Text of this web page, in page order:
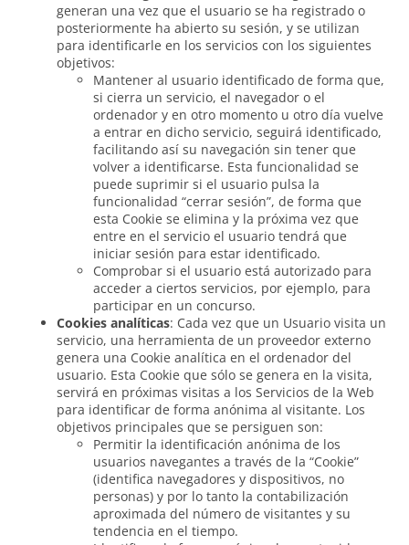
generan una vez que el usuario se ha registrado o
posteriormente ha abierto su sesión, y se utilizan
para identificarle en los servicios con los siguientes
objetivos:
Mantener al usuario identificado de forma que,
si cierra un servicio, el navegador o el
ordenador y en otro momento u otro día vuelve
a entrar en dicho servicio, seguirá identificado,
facilitando así su navegación sin tener que
volver a identificarse. Esta funcionalidad se
puede suprimir si el usuario pulsa la
funcionalidad “cerrar sesión”, de forma que
esta Cookie se elimina y la próxima vez que
entre en el servicio el usuario tendrá que
iniciar sesión para estar identificado.
Comprobar si el usuario está autorizado para
acceder a ciertos servicios, por ejemplo, para
participar en un concurso.
Cookies analíticas: Cada vez que un Usuario visita un
servicio, una herramienta de un proveedor externo
genera una Cookie analítica en el ordenador del
usuario. Esta Cookie que sólo se genera en la visita,
servirá en próximas visitas a los Servicios de la Web
para identificar de forma anónima al visitante. Los
objetivos principales que se persiguen son:
Permitir la identificación anónima de los
usuarios navegantes a través de la “Cookie”
(identifica navegadores y dispositivos, no
personas) y por lo tanto la contabilización
aproximada del número de visitantes y su
tendencia en el tiempo.